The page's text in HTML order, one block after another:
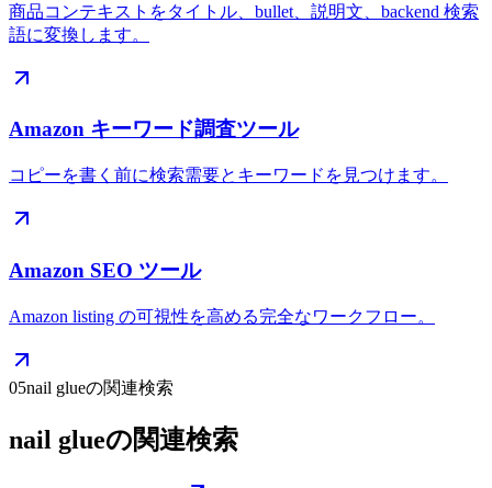
商品コンテキストをタイトル、bullet、説明文、backend 検索
語に変換します。
Amazon キーワード調査ツール
コピーを書く前に検索需要とキーワードを見つけます。
Amazon SEO ツール
Amazon listing の可視性を高める完全なワークフロー。
05nail glueの関連検索
nail glueの関連検索